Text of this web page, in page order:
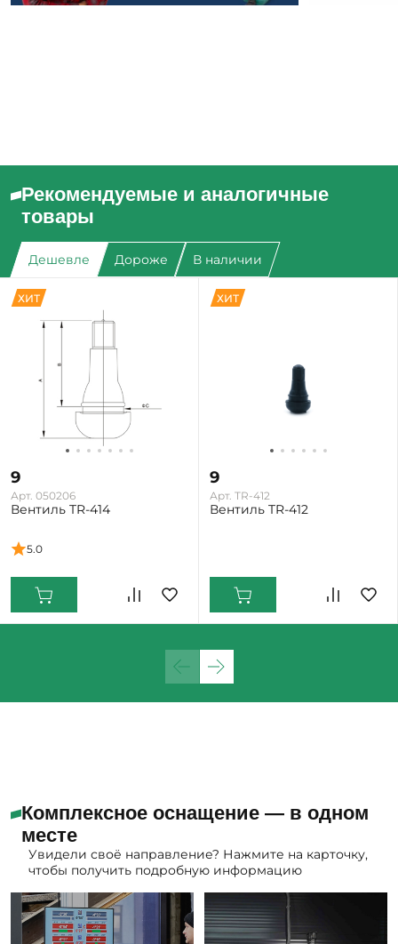
Рекомендуемые и аналогичные
товары
Дешевле Дороже В наличии
ХИТ
9
Арт. 050206
Вентиль TR-414
5.0
ХИТ
9
Арт. TR-412
Вентиль TR-412
Комплексное оснащение — в одном
месте
Увидели своё направление? Нажмите на карточку,
чтобы получить подробную информацию